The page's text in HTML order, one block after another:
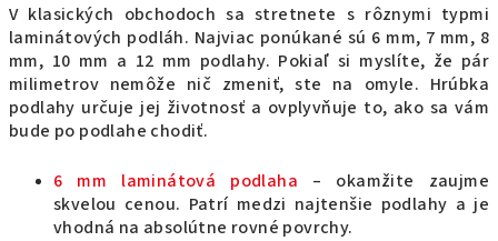
V klasických obchodoch sa stretnete s rôznymi typmi
laminátových podláh. Najviac ponúkané sú 6 mm, 7 mm, 8
mm, 10 mm a 12 mm podlahy. Pokiaľ si myslíte, že pár
milimetrov nemôže nič zmeniť, ste na omyle. Hrúbka
podlahy určuje jej životnosť a ovplyvňuje to, ako sa vám
bude po podlahe chodiť.
6 mm laminátová podlaha – okamžite zaujme
skvelou cenou. Patrí medzi najtenšie podlahy a je
vhodná na absolútne rovné povrchy.